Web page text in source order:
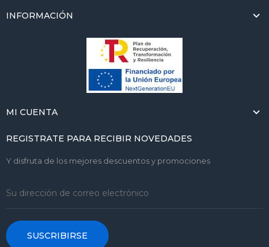
INFORMACIÓN
MI CUENTA
REGISTRATE PARA RECIBIR NOVEDADES
Y disfruta de los mejores descuentos y promociones
SUSCRIBIRSE